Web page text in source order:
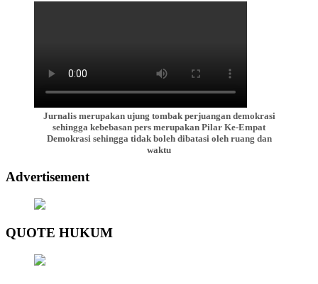
Jurnalis merupakan ujung tombak perjuangan demokrasi
sehingga kebebasan pers merupakan Pilar Ke-Empat
Demokrasi sehingga tidak boleh dibatasi oleh ruang dan
waktu
Advertisement
QUOTE HUKUM